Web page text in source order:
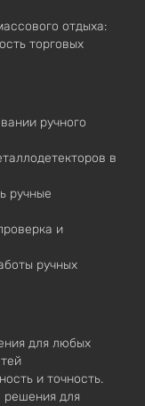
отдыха:
торговых
ручного
в
ручные
и
ручных
для любых
и точность.
решения для